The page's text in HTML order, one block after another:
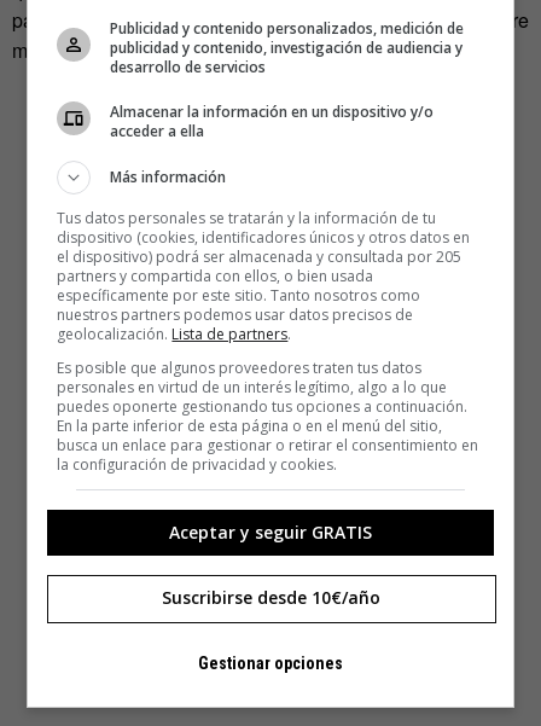
participar en los juegos está bien, pero ganar, ganar siempre
mola más, sobre todo, si has jugado de forma perfecta.
Publicidad y contenido personalizados, medición de
publicidad y contenido, investigación de audiencia y
desarrollo de servicios
Almacenar la información en un dispositivo y/o
acceder a ella
Más información
Tus datos personales se tratarán y la información de tu
dispositivo (cookies, identificadores únicos y otros datos en
el dispositivo) podrá ser almacenada y consultada por 205
partners y compartida con ellos, o bien usada
específicamente por este sitio. Tanto nosotros como
nuestros partners podemos usar datos precisos de
geolocalización. Lista de partners.
Es posible que algunos proveedores traten tus datos
personales en virtud de un interés legítimo, algo a lo que
puedes oponerte gestionando tus opciones a continuación.
En la parte inferior de esta página o en el menú del sitio,
busca un enlace para gestionar o retirar el consentimiento en
la configuración de privacidad y cookies.
Aceptar y seguir GRATIS
Suscribirse desde 10€/año
Gestionar opciones